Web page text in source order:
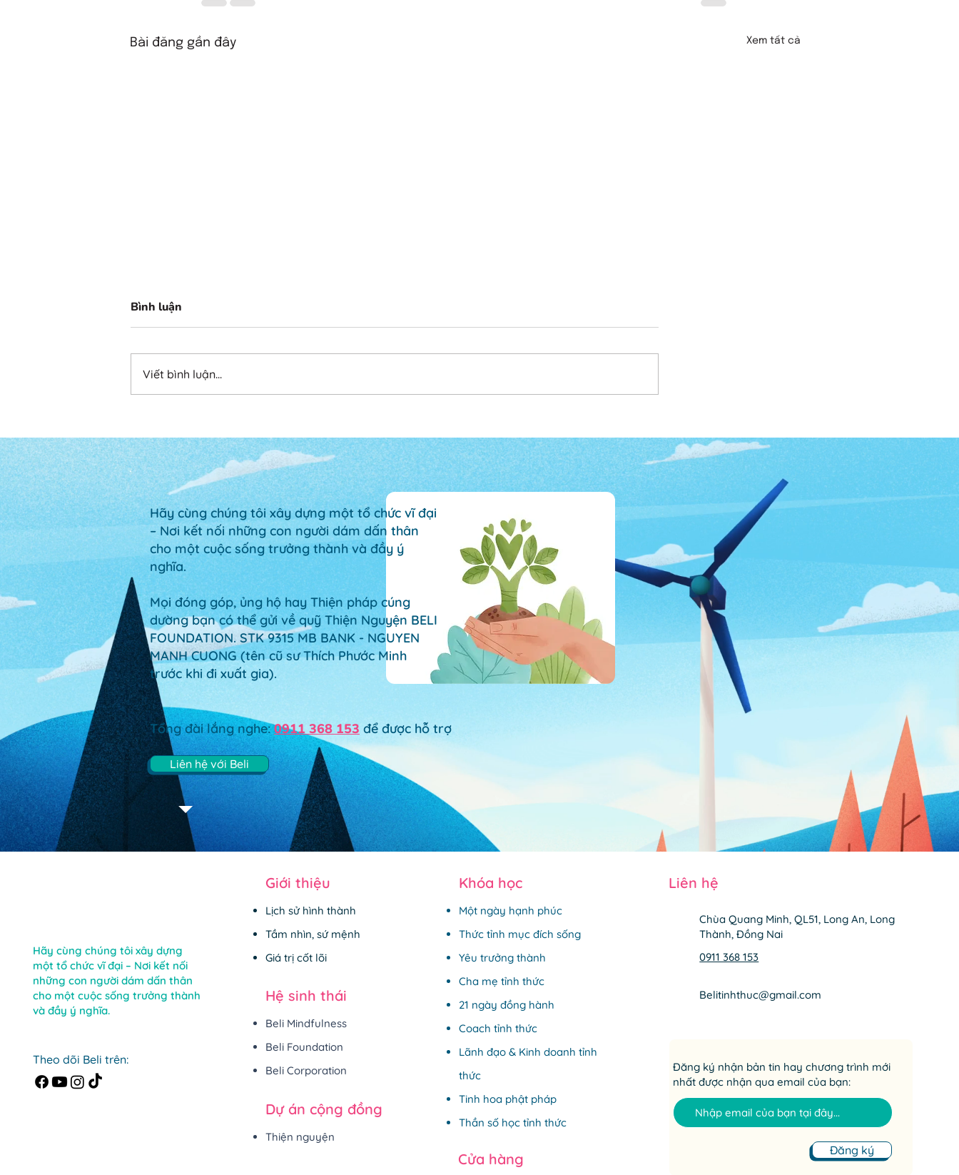
Bài đăng gần đây Xem tất cả
đời – chỉ có thể thay đổi
chính mình
thương và bổn phận làm
cha mẹ
sự thật
Bình luận
Viết bình luận...
Hãy cùng chúng tôi xây dựng một tổ chức vĩ đại
– Nơi kết nối những con người dám dấn thân
cho một cuộc sống trưởng thành và đầy ý
nghĩa.
Mọi đóng góp, ủng hộ hay Thiện pháp cúng
dường bạn có thể gửi về quỹ Thiện Nguyện BELI
FOUNDATION. STK 9315 MB BANK - NGUYEN
MANH CUONG(tên cũ sư Thích Phước Minh
trước khi đi xuất gia).
Tổng đài lắng nghe:0911 368 153 để được hỗ trợ
Liên hệ với Beli
Hãy cùng chúng tôi xây dựng
một tổ chức vĩ đại – Nơi kết nối
những con người dám dấn thân
cho một cuộc sống trưởng thành
và đầy ý nghĩa.
Theo dõi Beli trên:
Giới thiệu
Lịch sử hình thành
Tầm nhìn, sứ mệnh
Giá trị cốt lõi
Hệ sinh thái
Beli Mindfulness
Beli Foundation
Beli Corporation
Dự án cộng đồng
Thiện nguyện
Khóa học
Một ngày hạnh phúc
Thức tỉnh mục đích sống
Yêu trưởng thành
Cha mẹ tỉnh thức
21 ngày đồng hành
Coach tỉnh thức
Lãnh đạo & Kinh doanh tỉnh
thức
Tinh hoa phật pháp
Thần số học tỉnh thức
Cửa hàng
Liên hệ
Chùa Quang Minh, QL51, Long An, Long
Thành, Đồng Nai
0911 368 153
Belitinhthuc@gmail.com
Đăng ký nhận bản tin hay chương trình mới
nhất được nhận qua email của bạn:
Đăng ký